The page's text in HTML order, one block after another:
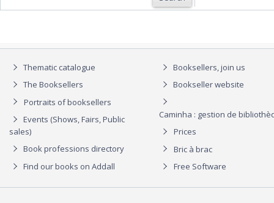
Thematic catalogue
The Booksellers
Portraits of booksellers
Events (Shows, Fairs, Public
sales)
Book professions directory
Find our books on Addall
Booksellers, join us
Bookseller website
Caminha : gestion de
Prices
Bric à brac
Free Software